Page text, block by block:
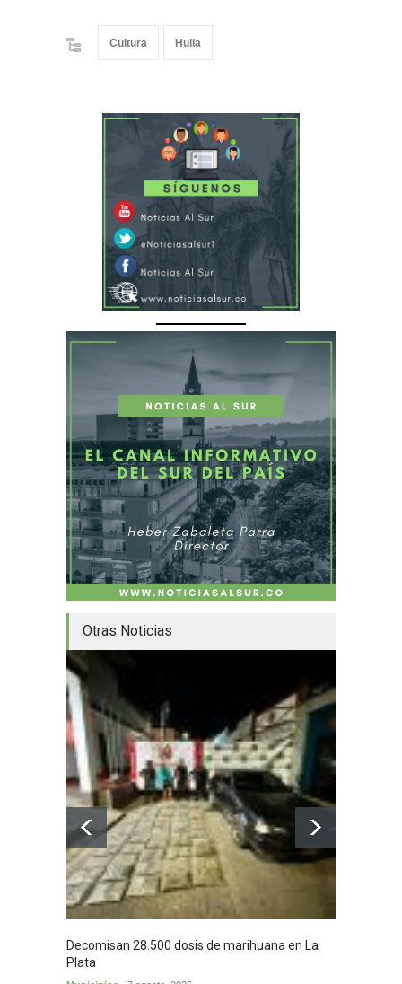
Cultura Huila
Otras Noticias
Decomisan 28.500 dosis de marihuana en La
Plata